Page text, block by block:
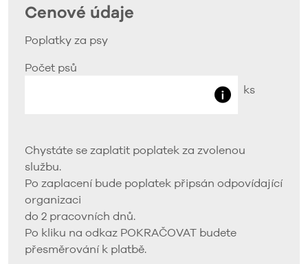
Cenové údaje
Poplatky za psy
Počet psů
ks
Chystáte se zaplatit poplatek za zvolenou
službu.
Po zaplacení bude poplatek připsán odpovídající
organizaci
do 2 pracovních dnů.
Po kliku na odkaz POKRAČOVAT budete
přesměrování k platbě.